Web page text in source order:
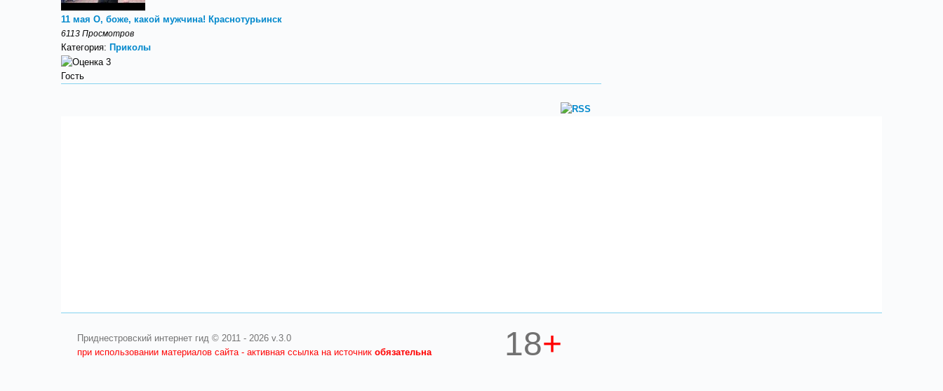
11 мая О, боже, какой мужчина! Краснотурьинск
6113 Просмотров
Категория: Приколы
Гость
Приднестровский интернет гид © 2011 - 2026 v.3.0
при использовании материалов сайта - активная ссылка на источникобязательна 18+